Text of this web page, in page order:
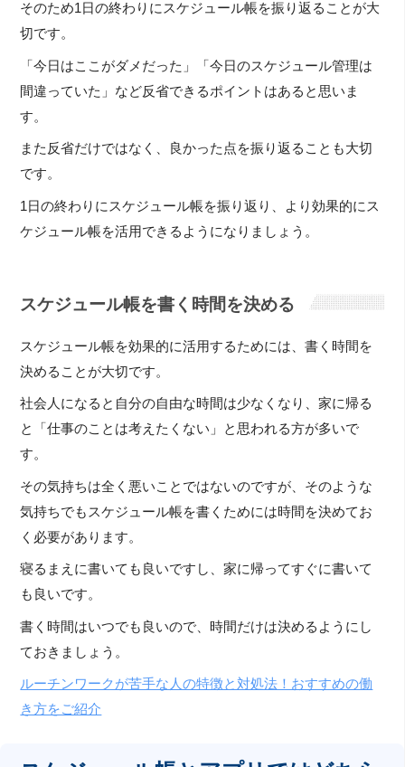
そのため1日の終わりにスケジュール帳を振り返ることが大
切です。
「今日はここがダメだった」「今日のスケジュール管理は
間違っていた」など反省できるポイントはあると思いま
す。
また反省だけではなく、良かった点を振り返ることも大切
です。
1日の終わりにスケジュール帳を振り返り、より効果的にス
ケジュール帳を活用できるようになりましょう。
スケジュール帳を書く時間を決める
スケジュール帳を効果的に活用するためには、書く時間を
決めることが大切です。
社会人になると自分の自由な時間は少なくなり、家に帰る
と「仕事のことは考えたくない」と思われる方が多いで
す。
その気持ちは全く悪いことではないのですが、そのような
気持ちでもスケジュール帳を書くためには時間を決めてお
く必要があります。
寝るまえに書いても良いですし、家に帰ってすぐに書いて
も良いです。
書く時間はいつでも良いので、時間だけは決めるようにし
ておきましょう。
ルーチンワークが苦手な人の特徴と対処法！おすすめの働
き方をご紹介